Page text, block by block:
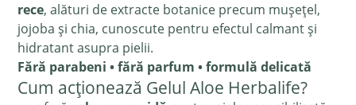
rece, alături de extracte botanice precum mușețel,
jojoba și chia, cunoscute pentru efectul calmant și
hidratant asupra pielii.
Fără parabeni • fără parfum • formulă delicată
Cum acționează Gelul Aloe Herbalife?